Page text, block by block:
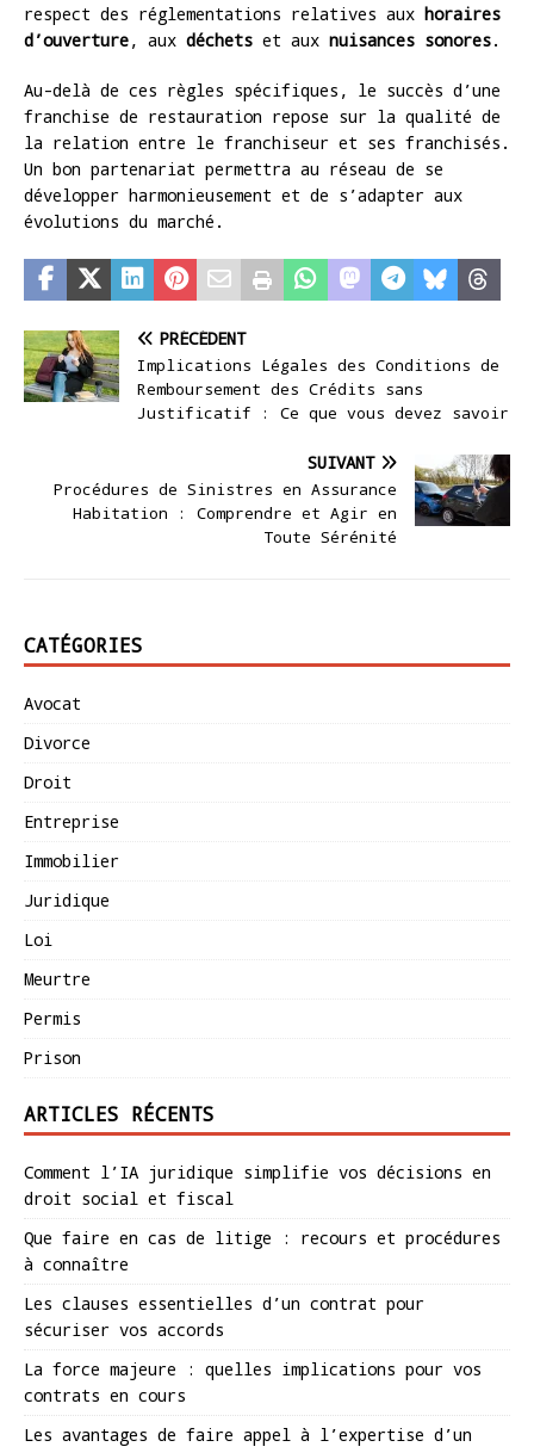
respect des réglementations relatives aux horaires
d’ouverture, aux déchets et aux nuisances sonores.
Au-delà de ces règles spécifiques, le succès d’une
franchise de restauration repose sur la qualité de
la relation entre le franchiseur et ses franchisés.
Un bon partenariat permettra au réseau de se
développer harmonieusement et de s’adapter aux
évolutions du marché.
PRÉCÉDENT
Implications Légales des Conditions de
Remboursement des Crédits sans
Justificatif : Ce que vous devez savoir
SUIVANT
Procédures de Sinistres en Assurance
Habitation : Comprendre et Agir en
Toute Sérénité
CATÉGORIES
Avocat
Divorce
Droit
Entreprise
Immobilier
Juridique
Loi
Meurtre
Permis
Prison
ARTICLES RÉCENTS
Comment l’IA juridique simplifie vos décisions en
droit social et fiscal
Que faire en cas de litige : recours et procédures
à connaître
Les clauses essentielles d’un contrat pour
sécuriser vos accords
La force majeure : quelles implications pour vos
contrats en cours
Les avantages de faire appel à l’expertise d’un